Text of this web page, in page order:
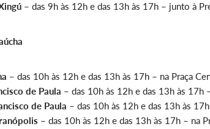
– das 9h às 12h e das 13h às 17h – junto à
– das 10h às 12h e das 13h às 17h – na Praça
de Paula – das 10h às 12h e das 13h às 17h
de Paula – das 10h às 12h e das 13h às
– das 10h às 12h e das 13h às 17h – na